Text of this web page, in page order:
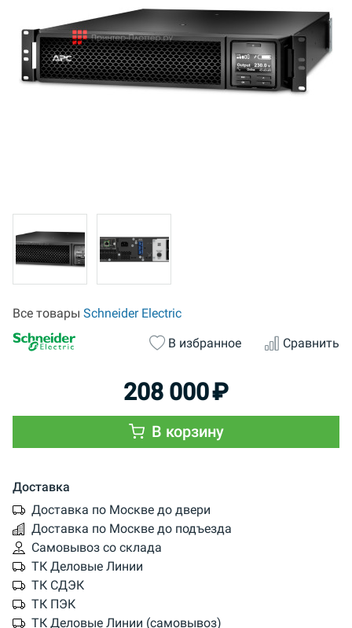
Все товары Schneider Electric
В избранное
Сравнить
208 000₽
В корзину
Доставка
Доставка по Москве до двери
Доставка по Москве до подъезда
Самовывоз со склада
ТК Деловые Линии
ТК СДЭК
ТК ПЭК
ТК Деловые Линии (самовывоз)